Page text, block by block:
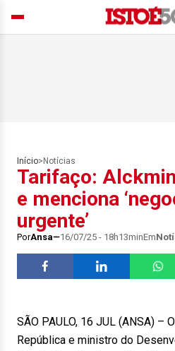
Início> Notícias
Tarifaço:
e menciona
urgente’
PorAnsa 16/07/25 - 18h13minEm
SÃO PAULO, 16 JUL (ANSA) –
República e ministro do